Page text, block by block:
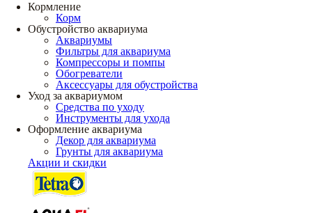
Кормление
Корм
Обустройство аквариума
Аквариумы
Фильтры для аквариума
Компрессоры и помпы
Обогреватели
Аксессуары для обустройства
Уход за аквариумом
Средства по уходу
Инструменты для ухода
Оформление аквариума
Декор для аквариума
Грунты для аквариума
Акции и скидки